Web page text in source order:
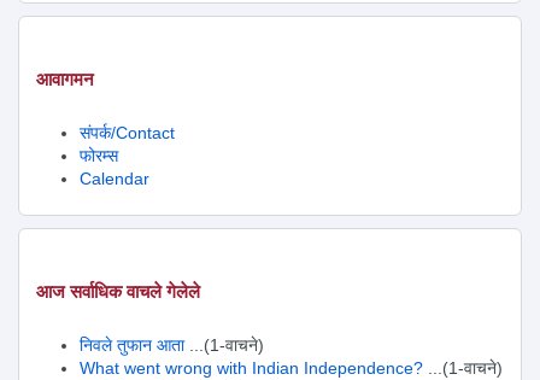
आवागमन
संपर्क/Contact
फोरम्स
Calendar
आज सर्वाधिक वाचले गेलेले
निवले तुफान आता ...(1-वाचने)
What went wrong with Indian Independence? ...(1-वाचने)